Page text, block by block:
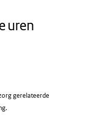
uren
gerelateerde